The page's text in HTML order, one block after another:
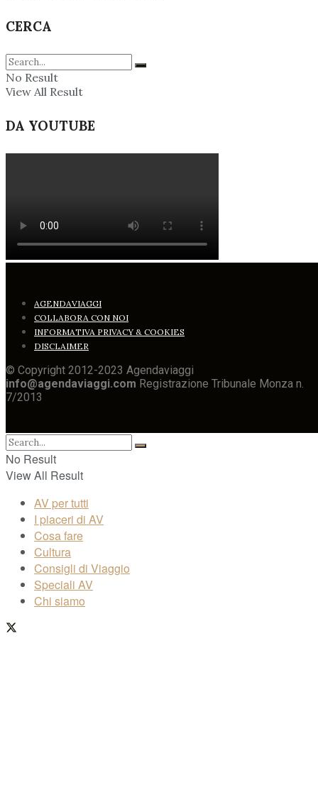
CERCA
No Result
View All Result
DA YOUTUBE
AGENDAVIAGGI
COLLABORA CON NOI
INFORMATIVA PRIVACY & COOKIES
DISCLAIMER
© Copyright 2012-2023 Agendaviaggi
info@agendaviaggi.com Registrazione Tribunale Monza n.
7/2013
No Result
View All Result
AV per tutti
I piaceri di AV
Cosa fare
Cultura
Consigli di Viaggio
Speciali AV
Chi siamo